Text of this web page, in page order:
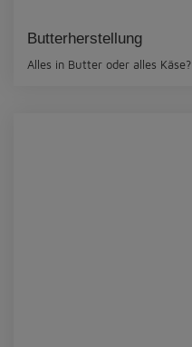
Butterherstellung
Alles in Butter oder alles Käse?